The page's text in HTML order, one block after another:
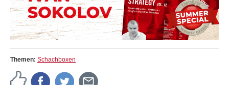
Themen: Schachboxen